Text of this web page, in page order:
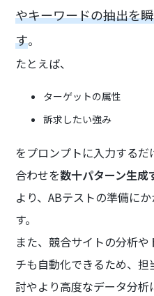
やキーワードの抽出を
す。
たとえば、
ターゲットの属性
訴求したい強み
をプロンプトに入力する
合わせを数十パターン生成
より、ABテストの準備に
す。
また、競合サイトの分析
チも自動化できるため、
討やより高度なデータ分